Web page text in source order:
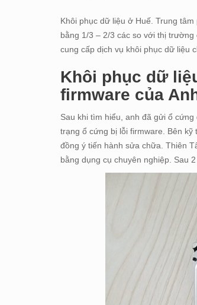
Khôi phục dữ liệu ở Huế. Trung
bằng 1/3 – 2/3 các so với thị
cung cấp dịch vụ khôi phục dữ liệu
Khôi phục dữ
firmware của
Sau khi tìm hiểu, anh đã gửi ổ
trạng ổ cứng bị lỗi firmware. Bên
đồng ý tiến hành sửa chữa. Thiên
bằng dụng cụ chuyên nghiệp. Sau